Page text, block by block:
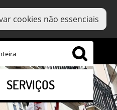
cookies não essenciais
SERVIÇOS